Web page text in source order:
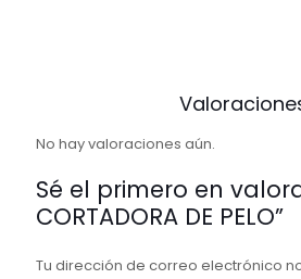
No hay valoraciones aún.
Sé el primero en
CORTADORA DE PELO”
Tu dirección de correo electrónico